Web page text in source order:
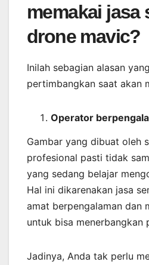
memakai jasa
drone mavic?
Inilah sebagian alasan
pertimbangkan saat akan
Operator
Gambar yang dibuat oleh
profesional pasti tidak
yang sedang belajar
Hal ini dikarenakan jasa
amat berpengalaman dan
untuk bisa menerbangkan
Jadinya, Anda tak perlu